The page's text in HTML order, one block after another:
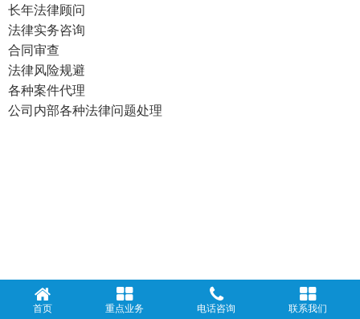
长年法律顾问
法律实务咨询
合同审查
法律风险规避
各种案件代理
公司内部各种法律问题处理
首页 重点业务 电话咨询 联系我们